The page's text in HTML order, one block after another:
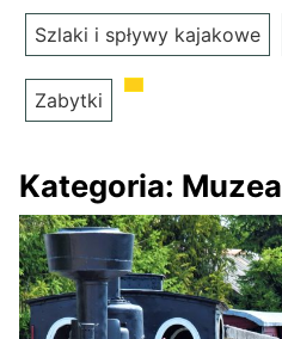
Szlaki i spływy kajakowe
Zabytki
Kategoria: Muzea